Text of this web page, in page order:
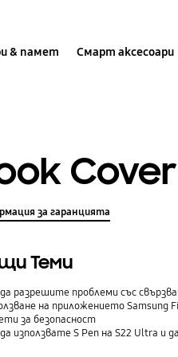
& памет Смарт аксесоари
за гаранцията
Теми
разрешите проблеми със
на приложението Samsung Find за
за безопасност
използвате S Pen на S22 Ultra